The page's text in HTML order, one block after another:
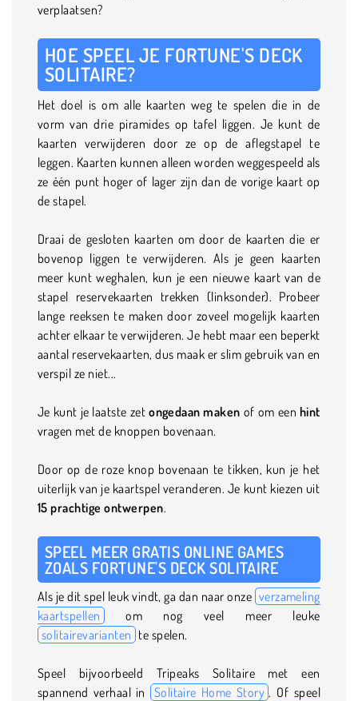
verplaatsen?
HOE SPEEL JE FORTUNE'S DECK
SOLITAIRE?
Het doel is om alle kaarten weg te spelen die in de
vorm van drie piramides op tafel liggen. Je kunt de
kaarten verwijderen door ze op de aflegstapel te
leggen. Kaarten kunnen alleen worden weggespeeld als
ze één punt hoger of lager zijn dan de vorige kaart op
de stapel.
Draai de gesloten kaarten om door de kaarten die er
bovenop liggen te verwijderen. Als je geen kaarten
meer kunt weghalen, kun je een nieuwe kaart van de
stapel reservekaarten trekken (linksonder). Probeer
lange reeksen te maken door zoveel mogelijk kaarten
achter elkaar te verwijderen. Je hebt maar een beperkt
aantal reservekaarten, dus maak er slim gebruik van en
verspil ze niet...
Je kunt je laatste zetongedaan maken of om eenhint
vragen met de knoppen bovenaan.
Door op de roze knop bovenaan te tikken, kun je het
uiterlijk van je kaartspel veranderen. Je kunt kiezen uit
15 prachtige ontwerpen.
SPEEL MEER GRATIS ONLINE GAMES
ZOALS FORTUNE'S DECK SOLITAIRE
Als je dit spel leuk vindt, ga dan naar onze verzameling
kaartspellen om nog veel meer leuke
solitairevarianten te spelen.
Speel bijvoorbeeld Tripeaks Solitaire met een
spannend verhaal in
Solitaire Home Story . Of speel